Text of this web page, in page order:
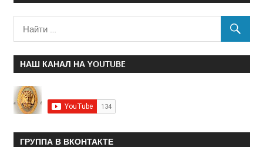
НАШ КАНАЛ НА YOUTUBE
ГРУППА В ВКОНТАКТЕ